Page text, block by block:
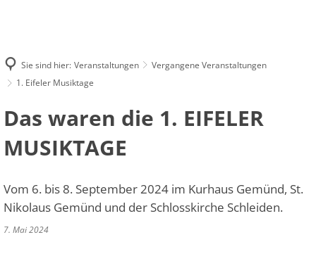
Vokalfächer
Ensembles
Standorte
Blankenheim
Hellenthal
Nettersheim
Probestunde
Abmeldung
Vergangene Veranstaltungen
Sie sind hier: Veranstaltungen
Vergangene Veranstaltungen
1. Eifeler Musiktage
Das waren die 1. EIFELER
MUSIKTAGE
Vom 6. bis 8. September 2024 im Kurhaus Gemünd, St.
Nikolaus Gemünd und der Schlosskirche Schleiden.
7. Mai 2024